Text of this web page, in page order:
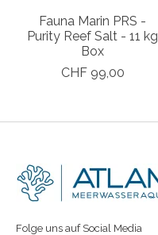
Fauna Marin PRS -
Purity Reef Salt - 11 kg
Box
CHF 99,00
Folge uns auf Social Media